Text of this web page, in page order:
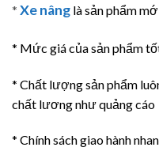
* Xe nâng là sản phẩm
* Mức giá của sản phẩm
* Chất lượng sản phẩm
chất lương như quảng cáo
* Chính sách giao hành